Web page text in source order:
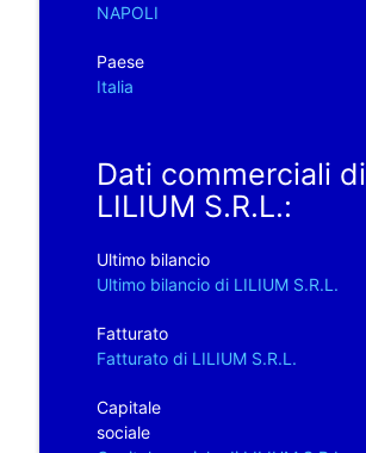
NAPOLI
Paese
Italia
Dati commerciali di
LILIUM S.R.L.:
Ultimo bilancio
Ultimo bilancio di LILIUM S.R.L.
Fatturato
Fatturato di LILIUM S.R.L.
Capitale
sociale